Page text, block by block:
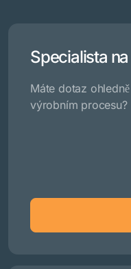
Specialista
Máte dotaz
výrobním procesu?